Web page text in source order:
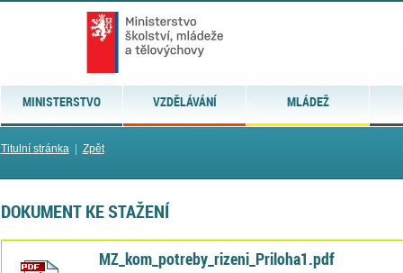
MINISTERSTVO VZDĚLÁVÁNÍ MLÁDEŽ
Titulní stránka| Zpět
DOKUMENT KE STAŽENÍ
MZ_kom_potreby_rizeni_Priloha1.pdf